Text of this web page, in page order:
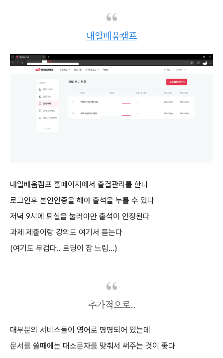
내일배움캠프
내일배움캠프 홈페이지에서 출결관리를 한다
로그인후 본인인증을 해야 출석을 누를 수 있다
저녁 9시에 퇴실을 눌러야만 출석이 인정된다
과제 제출이랑 강의도 여기서 듣는다
(여기도 무겁다.. 로딩이 참 느림...)
추가적으로..
대부분의 서비스들이 영어로 명명되어 있는데
문서를 쓸때에는 대소문자를 맞춰서 써주는 것이 좋다